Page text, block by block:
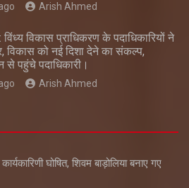
Arish Ahmed
विकास प्राधिकरण के पदाधिकारियों ने
विकास को नई दिशा देने का संकल्प,
से पहुंचे पदाधिकारी।
Arish Ahmed
घोषित, शिवम बाड़ोलिया बनाए गए